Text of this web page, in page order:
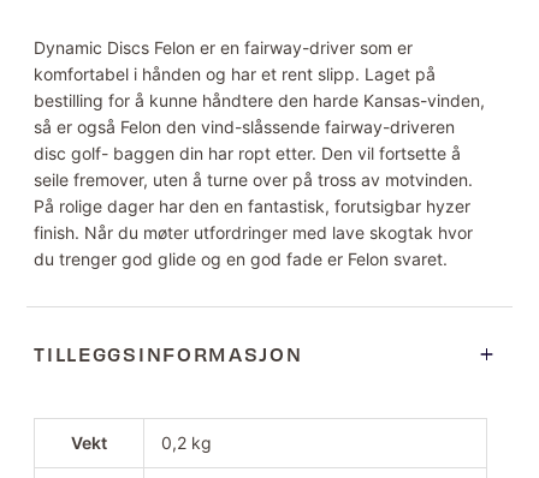
Dynamic Discs Felon er en fairway-driver som er
komfortabel i hånden og har et rent slipp. Laget på
bestilling for å kunne håndtere den harde Kansas-vinden,
så er også Felon den vind-slåssende fairway-driveren
disc golf- baggen din har ropt etter. Den vil fortsette å
seile fremover, uten å turne over på tross av motvinden.
På rolige dager har den en fantastisk, forutsigbar hyzer
finish. Når du møter utfordringer med lave skogtak hvor
du trenger god glide og en god fade er Felon svaret.
TILLEGGSINFORMASJON
Vekt 0,2 kg